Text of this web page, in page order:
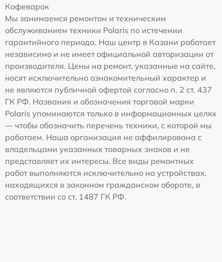
Кофеварок
Мы занимаемся ремонтом и техническим
обслуживанием техники Polaris по истечении
гарантийного периода. Наш центр в Казани работает
независимо и не имеет официальной авторизации от
производителя. Цены на ремонт, указанные на сайте,
носят исключительно ознакомительный характер и
не являются публичной офертой согласно п. 2 ст. 437
ГК РФ. Названия и обозначения торговой марки
Polaris упоминаются только в информационных целях
— чтобы обозначить перечень техники, с которой мы
работаем. Наша организация не аффилирована с
владельцами указанных товарных знаков и не
представляет их интересы. Все виды ремонтных
работ выполняются исключительно на устройствах,
находящихся в законном гражданском обороте, в
соответствии со ст. 1487 ГК РФ.